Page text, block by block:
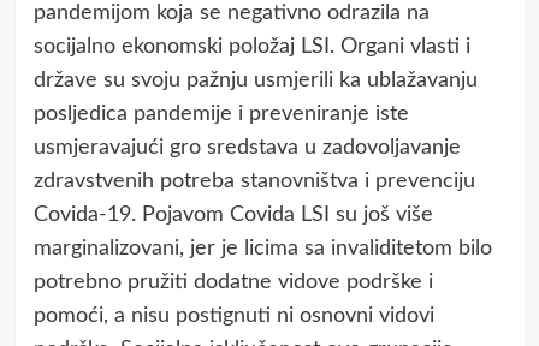
pandemijom koja se negativno odrazila na
socijalno ekonomski položaj LSI. Organi vlasti i
države su svoju pažnju usmjerili ka ublažavanju
posljedica pandemije i preveniranje iste
usmjeravajući gro sredstava u zadovoljavanje
zdravstvenih potreba stanovništva i prevenciju
Covida-19. Pojavom Covida LSI su još više
marginalizovani, jer je licima sa invaliditetom bilo
potrebno pružiti dodatne vidove podrške i
pomoći, a nisu postignuti ni osnovni vidovi